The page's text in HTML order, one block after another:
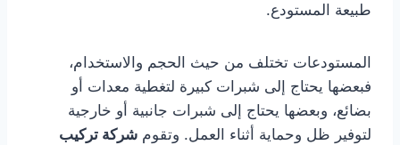
طبيعة المستودع.
المستودعات تختلف من حيث الحجم والاستخدام،
فبعضها يحتاج إلى شبرات كبيرة لتغطية معدات أو
بضائع، وبعضها يحتاج إلى شبرات جانبية أو خارجية
لتوفير ظل وحماية أثناء العمل. وتقوم شركة تركيب